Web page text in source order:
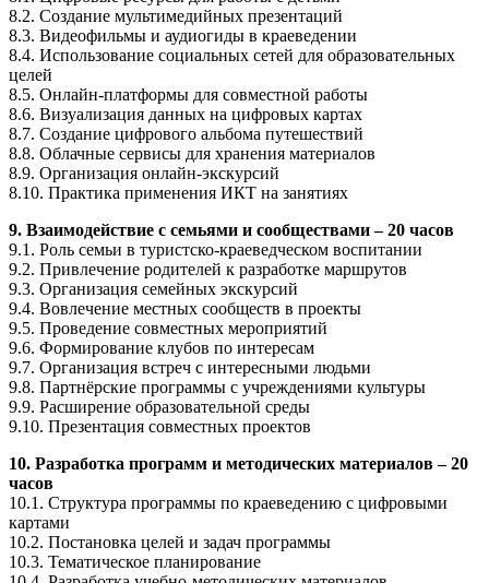
8.2. Создание мультимедийных презентаций
8.3. Видеофильмы и аудиогиды в краеведении
8.4. Использование социальных сетей для образовательных
целей
8.5. Онлайн-платформы для совместной работы
8.6. Визуализация данных на цифровых картах
8.7. Создание цифрового альбома путешествий
8.8. Облачные сервисы для хранения материалов
8.9. Организация онлайн-экскурсий
8.10. Практика применения ИКТ на занятиях
9. Взаимодействие с семьями и сообществами – 20 часов
9.1. Роль семьи в туристско-краеведческом воспитании
9.2. Привлечение родителей к разработке маршрутов
9.3. Организация семейных экскурсий
9.4. Вовлечение местных сообществ в проекты
9.5. Проведение совместных мероприятий
9.6. Формирование клубов по интересам
9.7. Организация встреч с интересными людьми
9.8. Партнёрские программы с учреждениями культуры
9.9. Расширение образовательной среды
9.10. Презентация совместных проектов
10. Разработка программ и методических материалов – 20
часов
10.1. Структура программы по краеведению с цифровыми
картами
10.2. Постановка целей и задач программы
10.3. Тематическое планирование